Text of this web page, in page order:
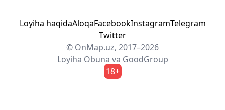
Loyiha haqidaAloqaFacebookInstagramTelegram
Twitter
© OnMap.uz, 2017–2026
Loyiha Obuna va GoodGroup
18+